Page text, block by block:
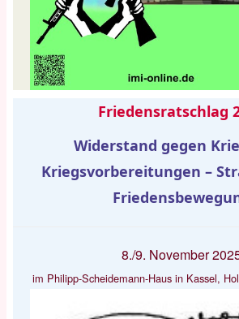
Friedensratschlag
Widerstand gegen
Kriegsvorbereitungen –
8./9. November
im Philipp-Scheidemann-Haus in Kassel,